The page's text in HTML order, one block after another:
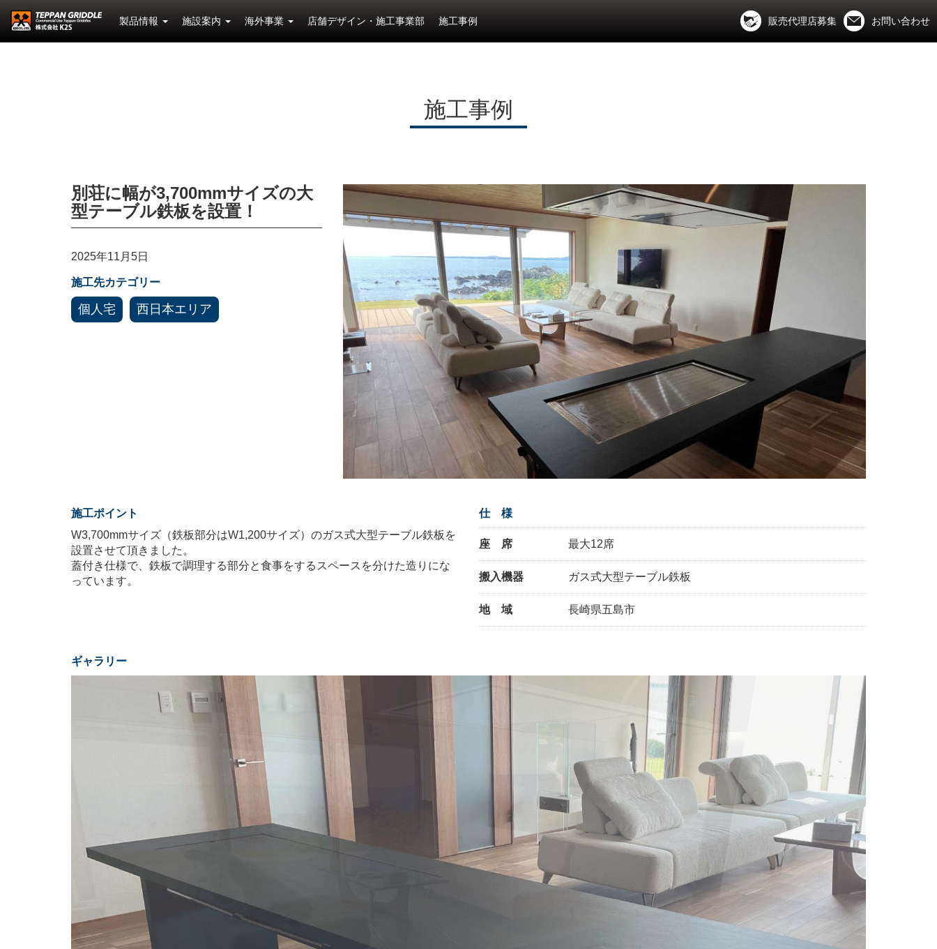
製品情報 施設案内 海外事業 店舗デザイン・施工事業部 施工事例 販売代理店募集 お問い合わせ
施工事例
別荘に幅が3,700mmサイズの大
型テーブル鉄板を設置！
2025年11月5日
施工先カテゴリー
個人宅 西日本エリア
施工ポイント
W3,700mmサイズ（鉄板部分はW1,200サイズ）のガス式大型テーブル鉄板を
設置させて頂きました。
蓋付き仕様で、鉄板で調理する部分と食事をするスペースを分けた造りにな
っています。
仕 様
座 席 最大12席
搬入機器 ガス式大型テーブル鉄板
地 域 長崎県五島市
ギャラリー